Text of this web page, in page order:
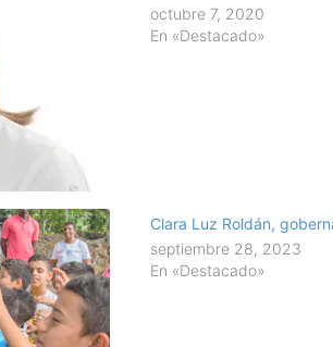
octubre 7, 2020
En «Destacado»
Clara Luz Roldán,
septiembre 28, 2023
En «Destacado»